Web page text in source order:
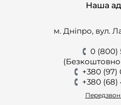
Наша
м. Дніпро, вул.
0 (800)
(Безкоштовно
+380 (97)
+380 (68)